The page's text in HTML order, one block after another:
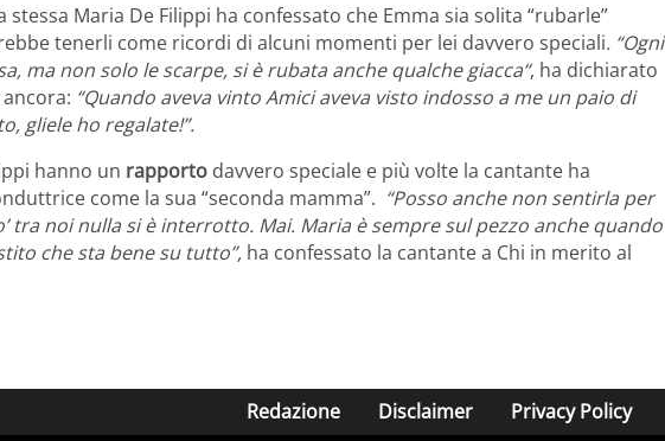
Maria De Filippi ha confessato che Emma sia solita “rubarle”
tenerli come ricordi di alcuni momenti per lei davvero speciali. “Ogni
ma non solo le scarpe, si è rubata anche qualche giacca“, ha dichiarato
“Quando aveva vinto Amici aveva visto indosso a me un paio di
gliele ho regalate!”.
hanno un rapporto davvero speciale e più volte la cantante ha
come la sua “seconda mamma”. “Posso anche non sentirla per
tra noi nulla si è interrotto. Mai. Maria è sempre sul pezzo anche quando
che sta bene su tutto”, ha confessato la cantante a Chi in merito al
Redazione Disclaimer Privacy Policy